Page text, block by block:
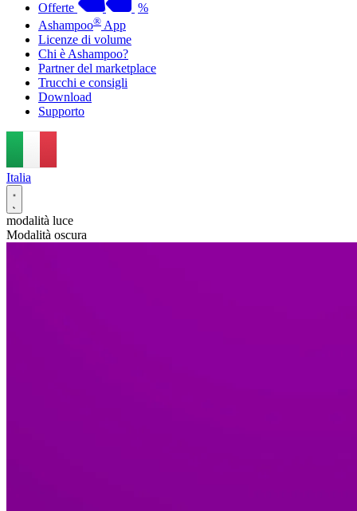
Offerte
%
Ashampoo® App
Licenze di volume
Chi è Ashampoo?
Partner del marketplace
Trucchi e consigli
Download
Supporto
Italia
modalità luce
Modalità oscura